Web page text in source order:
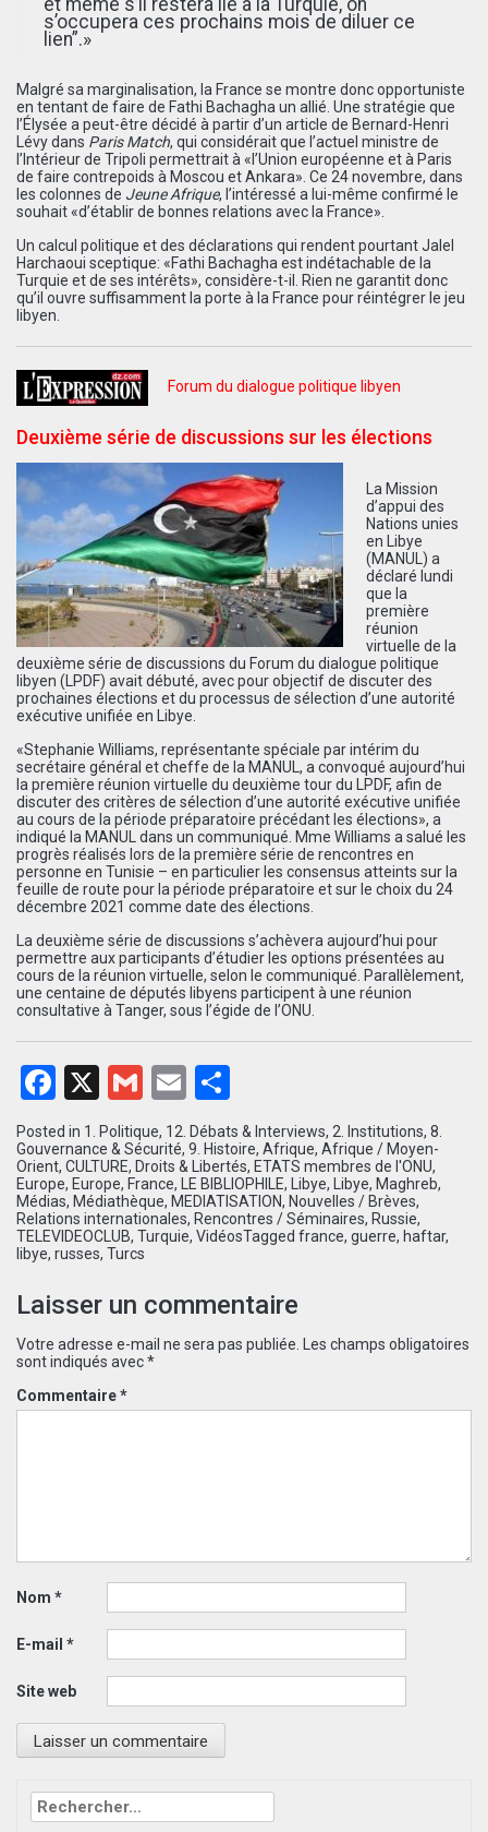
et même s’il restera lié à la Turquie, on
s’occupera ces prochains mois de diluer ce
lien”.»
Malgré sa marginalisation, la France se montre donc opportuniste
en tentant de faire de Fathi Bachagha un allié. Une stratégie que
l’Élysée a peut-être décidé à partir d’un article de Bernard-Henri
Lévy dans Paris Match, qui considérait que l’actuel ministre de
l’Intérieur de Tripoli permettrait à «l’Union européenne et à Paris
de faire contrepoids à Moscou et Ankara». Ce 24 novembre, dans
les colonnes de Jeune Afrique, l’intéressé a lui-même confirmé le
souhait «d’établir de bonnes relations avec la France».
Un calcul politique et des déclarations qui rendent pourtant Jalel
Harchaoui sceptique: «Fathi Bachagha est indétachable de la
Turquie et de ses intérêts», considère-t-il. Rien ne garantit donc
qu’il ouvre suffisamment la porte à la France pour réintégrer le jeu
libyen.
Forum du dialogue politique libyen
Deuxième série de discussions sur les élections
La Mission
d’appui des
Nations unies
en Libye
(MANUL) a
déclaré lundi
que la
première
réunion
virtuelle de la
deuxième série de discussions du Forum du dialogue politique
libyen (LPDF) avait débuté, avec pour objectif de discuter des
prochaines élections et du processus de sélection d’une autorité
exécutive unifiée en Libye.
«Stephanie Williams, représentante spéciale par intérim du
secrétaire général et cheffe de la MANUL, a convoqué aujourd’hui
la première réunion virtuelle du deuxième tour du LPDF, afin de
discuter des critères de sélection d’une autorité exécutive unifiée
au cours de la période préparatoire précédant les élections», a
indiqué la MANUL dans un communiqué. Mme Williams a salué les
progrès réalisés lors de la première série de rencontres en
personne en Tunisie – en particulier les consensus atteints sur la
feuille de route pour la période préparatoire et sur le choix du 24
décembre 2021 comme date des élections.
La deuxième série de discussions s’achèvera aujourd’hui pour
permettre aux participants d’étudier les options présentées au
cours de la réunion virtuelle, selon le communiqué. Parallèlement,
une centaine de députés libyens participent à une réunion
consultative à Tanger, sous l’égide de l’ONU.
Facebook
X Gmail
Email
Posted in 1. Politique, 12. Débats & Interviews, 2. Institutions, 8.
Gouvernance & Sécurité, 9. Histoire, Afrique, Afrique / Moyen-
Orient, CULTURE, Droits & Libertés, ETATS membres de l'ONU,
Europe, Europe, France, LE BIBLIOPHILE, Libye, Libye, Maghreb,
Médias, Médiathèque, MEDIATISATION, Nouvelles / Brèves,
Relations internationales, Rencontres / Séminaires, Russie,
TELEVIDEOCLUB, Turquie, VidéosTagged france, guerre, haftar,
libye, russes, Turcs
Laisser un commentaire
Votre adresse e-mail ne sera pas publiée. Les champs obligatoires
sont indiqués avec*
Commentaire*
Nom *
E-mail *
Site web
Rechercher :